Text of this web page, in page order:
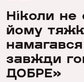
Ніколи
йому
намагався
завжди
ДОБРЕ»